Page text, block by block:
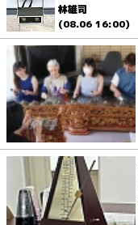
林雄司
(08.06 16:00)